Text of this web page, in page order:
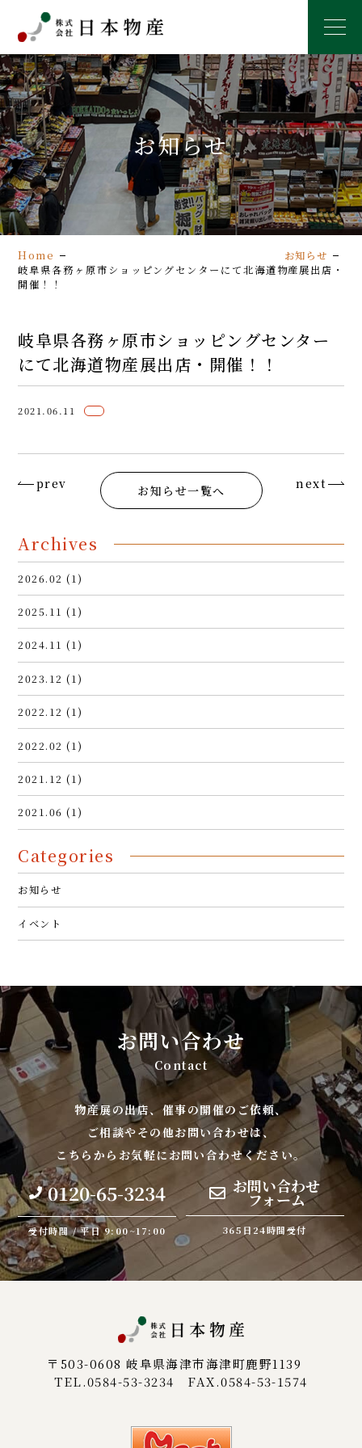
お知らせ
Home
お知らせ
岐阜県各務ヶ原市ショッピングセンターにて北海道物産展出店・
開催！！
岐阜県各務ヶ原市ショッピングセンター
にて北海道物産展出店・開催！！
2021.06.11
prev お知らせ一覧へ next
Archives
2026.02 (1)
2025.11 (1)
2024.11 (1)
2023.12 (1)
2022.12 (1)
2022.02 (1)
2021.12 (1)
2021.06 (1)
Categories
お知らせ
イベント
お問い合わせ
Contact
物産展の出店、催事の開催のご依頼、
ご相談やその他お問い合わせは、
こちらからお気軽にお問い合わせください。
0120-65-3234
受付時間 / 平日 9:00~17:00
お問い合わせ
フォーム
365日24時間受付
〒503-0608 岐阜県海津市海津町鹿野1139
TEL.0584-53-3234 FAX.0584-53-1574